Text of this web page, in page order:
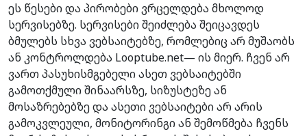
ეს წესები და პირობები ვრცელდება მხოლოდ
სერვისებზე. სერვისები შეიძლება შეიცავდეს
ბმულებს სხვა ვებსაიტებზე, რომლებიც არ მუშაობს
ან კონტროლდება Looptube.net— ის მიერ. ჩვენ არ
ვართ პასუხისმგებელი ასეთ ვებსაიტებში
გამოთქმული შინაარსზე, სიზუსტეზე ან
მოსაზრებებზე და ასეთი ვებსაიტები არ არის
გამოკვლეული, მონიტორინგი ან შემოწმება ჩვენს